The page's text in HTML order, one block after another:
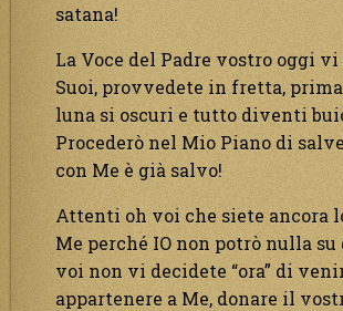
satana!
La Voce del Padre vostro oggi
Suoi, provvedete in fretta,
luna si oscuri e tutto diventi
Procederò nel Mio Piano di
con Me è già salvo!
Attenti oh voi che siete ancora
Me perché IO non potrò nulla su
voi non vi decidete “ora” di
appartenere a Me, donare il